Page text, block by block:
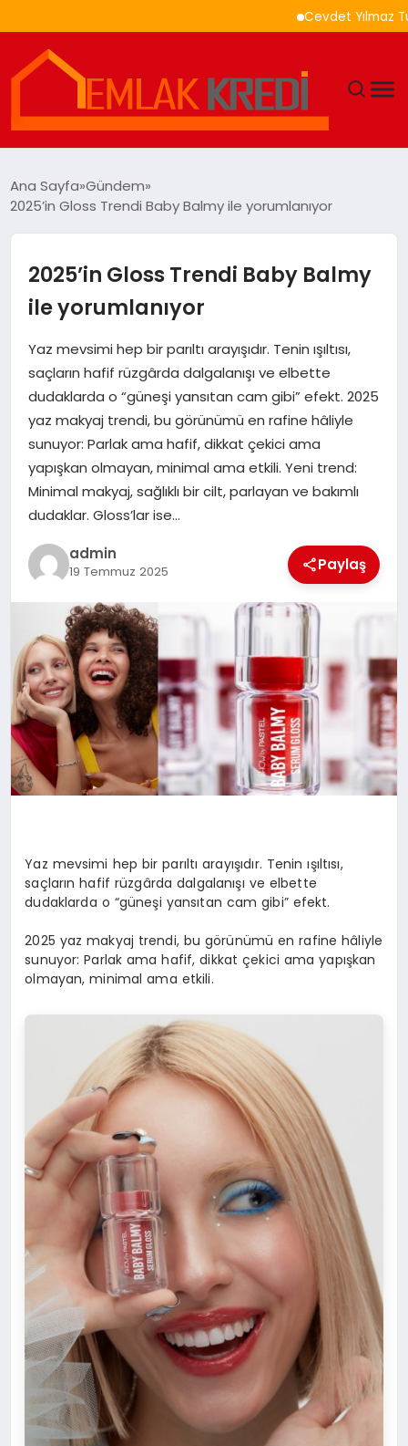
Cevdet Yılmaz Türkiye
DÜNYA
EĞITIM
MAGAZIN
SAĞLIK
SIYASET
SPOR
TEKNOLOJI
Ana Sayfa Gündem
2025’in Gloss Trendi Baby Balmy ile yorumlanıyor
2025’in Gloss Trendi Baby Balmy
ile yorumlanıyor
Yaz mevsimi hep bir parıltı arayışıdır. Tenin ışıltısı,
saçların hafif rüzgârda dalgalanışı ve elbette
dudaklarda o “güneşi yansıtan cam gibi” efekt. 2025
yaz makyaj trendi, bu görünümü en rafine hâliyle
sunuyor: Parlak ama hafif, dikkat çekici ama
yapışkan olmayan, minimal ama etkili. Yeni trend:
Minimal makyaj, sağlıklı bir cilt, parlayan ve bakımlı
dudaklar. Gloss’lar ise…
admin
19 Temmuz 2025 Paylaş
Yaz mevsimi hep bir parıltı arayışıdır. Tenin ışıltısı,
saçların hafif rüzgârda dalgalanışı ve elbette
dudaklarda o “güneşi yansıtan cam gibi” efekt.
2025 yaz makyaj trendi, bu görünümü en rafine hâliyle
sunuyor: Parlak ama hafif, dikkat çekici ama yapışkan
olmayan, minimal ama etkili.